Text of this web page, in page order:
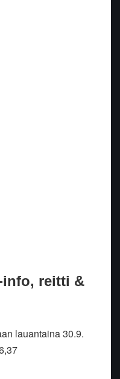
info, reitti &
lauantaina 30.9.